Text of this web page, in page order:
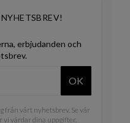
erbjudanden och
OK
från vårt nyhetsbrev. Se vår
vi vårdar dina uppgifter.